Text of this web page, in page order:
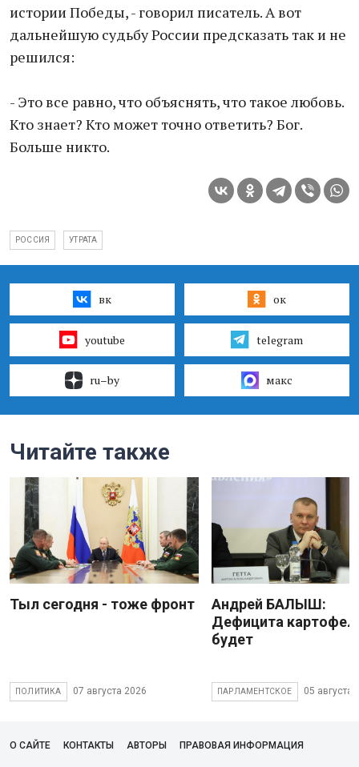
истории Победы, - говорил писатель. А вот
дальнейшую судьбу России предсказать так и не
решился:
- Это все равно, что объяснять, что такое любовь.
Кто знает? Кто может точно ответить? Бог.
Больше никто.
РОССИЯ УТРАТА
вк ок
youtube telegram
ru–by макс
Читайте также
Тыл сегодня - тоже фронт
ПОЛИТИКА 07 августа 2026
Андрей БАЛЫШ:
Дефицита
будет
ПАРЛАМЕНТСКОЕ 05 августа
О САЙТЕ КОНТАКТЫ АВТОРЫ ПРАВОВАЯ ИНФОРМАЦИЯ